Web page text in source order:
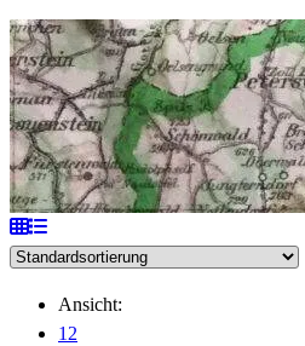
durchsuchen
Ansicht:
12